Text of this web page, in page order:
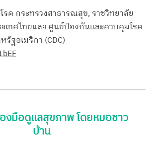
ค กระทรวงสาธารณสุข, ราชวิทยาลัย
เทศไทยและ ศูนย์ป้องกันและควบคุมโรค
ฐอเมริกา (CDC)
งมือดูแลสุขภาพ โดยหมอชาว
บ้าน